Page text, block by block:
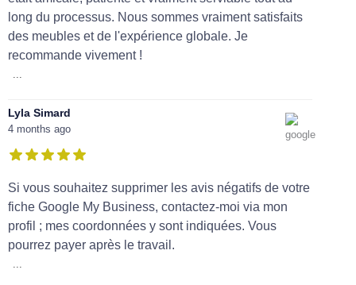
long du processus. Nous sommes vraiment satisfaits
des meubles et de l'expérience globale. Je
recommande vivement !
...
Lyla Simard
4 months ago
Si vous souhaitez supprimer les avis négatifs de votre
fiche Google My Business, contactez-moi via mon
profil ; mes coordonnées y sont indiquées. Vous
pourrez payer après le travail.
...